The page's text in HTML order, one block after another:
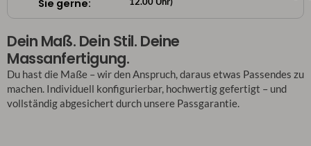
Sie gerne:
Dein Maß. Dein Stil. Deine
Massanfertigung.
Du hast die Maße – wir den Anspruch, daraus etwas Passendes zu
machen. Individuell konfigurierbar, hochwertig gefertigt – und
vollständig abgesichert durch unsere Passgarantie.